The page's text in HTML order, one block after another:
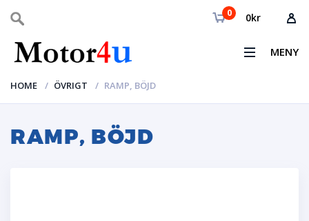
MENY
0 0kr
HOME ÖVRIGT RAMP, BÖJD
RAMP, BÖJD